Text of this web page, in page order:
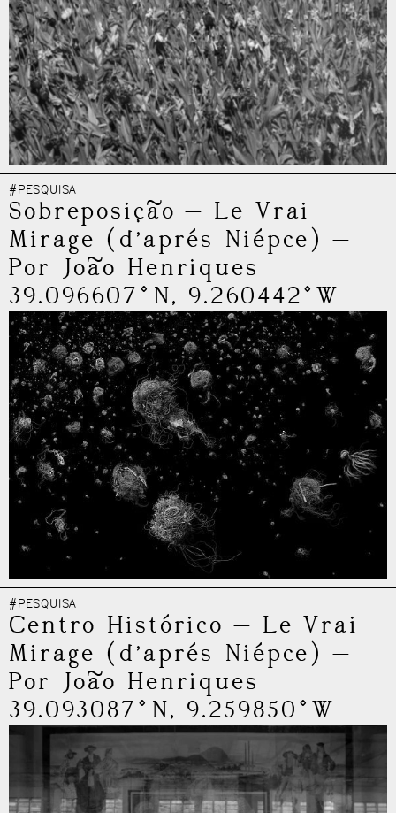
#PESQUISA
Sobreposição — Le Vrai
Mirage (d’aprés Niépce) —
Por João Henriques
39.096607°N, 9.260442°W
#PESQUISA
Centro Histórico — Le Vrai
Mirage (d’aprés Niépce) —
Por João Henriques
39.093087°N, 9.259850°W